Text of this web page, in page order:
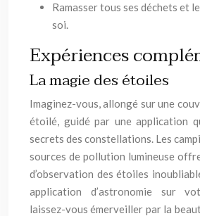
Ramasser tous ses déchets et
soi.
Expériences
La magie des étoiles
Imaginez-vous, allongé sur une
étoilé, guidé par une application
secrets des constellations. Les
sources de pollution lumineuse
d’observation des étoiles
application d’astronomie sur
laissez-vous émerveiller par la